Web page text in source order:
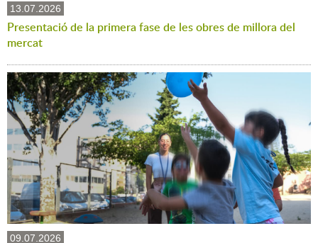
13.07.2026
Presentació de la primera fase de les obres de millora del
mercat
09.07.2026